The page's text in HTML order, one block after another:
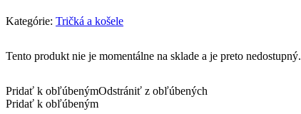
Kategórie: Tričká a košele
Tento produkt nie je momentálne na sklade a je preto nedostupný.
Pridať k obľúbenýmOdstrániť z obľúbených
Pridať k obľúbeným